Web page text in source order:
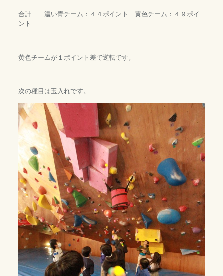
合計 濃い青チーム：４４ポイント 黄色チーム：４９ポイ
ント
黄色チームが１ポイント差で逆転です。
次の種目は玉入れです。